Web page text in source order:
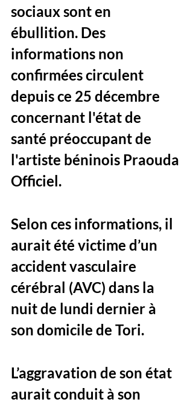
sociaux sont en
ébullition. Des
informations non
confirmées circulent
depuis ce 25 décembre
concernant l'état de
santé préoccupant de
l'artiste béninois Praouda
Officiel.
Selon ces informations, il
aurait été victime d’un
accident vasculaire
cérébral (AVC) dans la
nuit de lundi dernier à
son domicile de Tori.
L’aggravation de son état
aurait conduit à son